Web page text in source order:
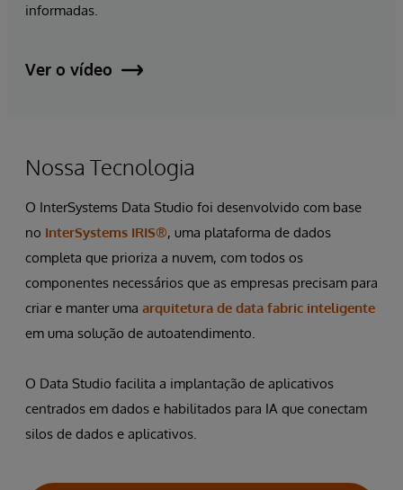
informadas.
Ver o vídeo
Nossa Tecnologia
O InterSystems Data Studio foi desenvolvido com base
no InterSystems IRIS®, uma plataforma de dados
completa que prioriza a nuvem, com todos os
componentes necessários que as empresas precisam para
criar e manter uma arquitetura de data fabric inteligente
em uma solução de autoatendimento.
O Data Studio facilita a implantação de aplicativos
centrados em dados e habilitados para IA que conectam
silos de dados e aplicativos.